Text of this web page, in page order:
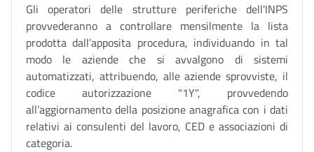
Gli operatori delle strutture periferiche dell'INPS
provvederanno a controllare mensilmente la lista
prodotta dall’apposita procedura, individuando in tal
modo le aziende che si avvalgono di sistemi
automatizzati, attribuendo, alle aziende sprovviste, il
codice autorizzazione "1Y", provvedendo
all’aggiornamento della posizione anagrafica con i dati
relativi ai consulenti del lavoro, CED e associazioni di
categoria.